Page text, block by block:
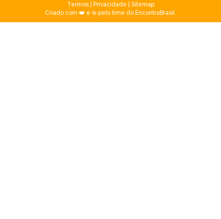
Termos| Privacidade
Sitemap
Criado com ❤️ e ☕ pelo time do EncontraBrasil